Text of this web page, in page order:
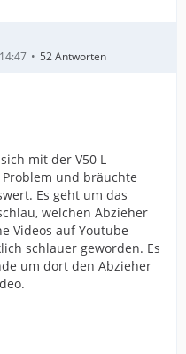
52 Antworten
mit der V50 L
und bräuchte
Es geht um das
welchen Abzieher
Videos auf Youtube
schlauer geworden. Es
um dort den Abzieher